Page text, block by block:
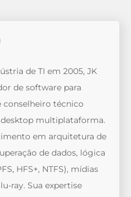
de TI em 2005, JK
de software para
técnico
multiplataforma.
em arquitetura de
de dados, lógica
HFS+, NTFS), mídias
ray. Sua expertise